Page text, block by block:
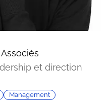
et direction
Management